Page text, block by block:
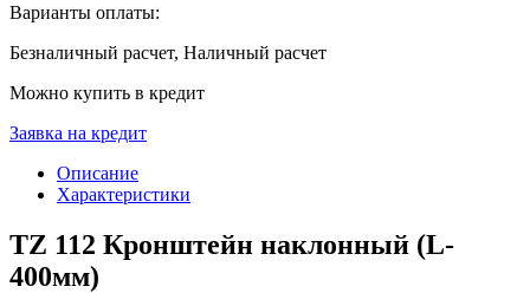
Варианты оплаты:
Безналичный расчет, Наличный расчет
Можно купить в кредит
Заявка на кредит
Описание
Характеристики
TZ 112 Кронштейн наклонный (L-
400мм)